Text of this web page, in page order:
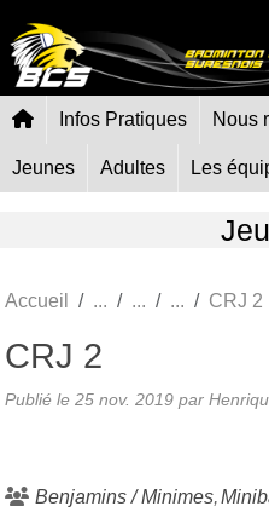
Infos Pratiques Nous
Jeunes Adultes Les
Accueil CRJ 2
CRJ 2
Publié le 25 nov. 2019 par
Benjamins / Minimes